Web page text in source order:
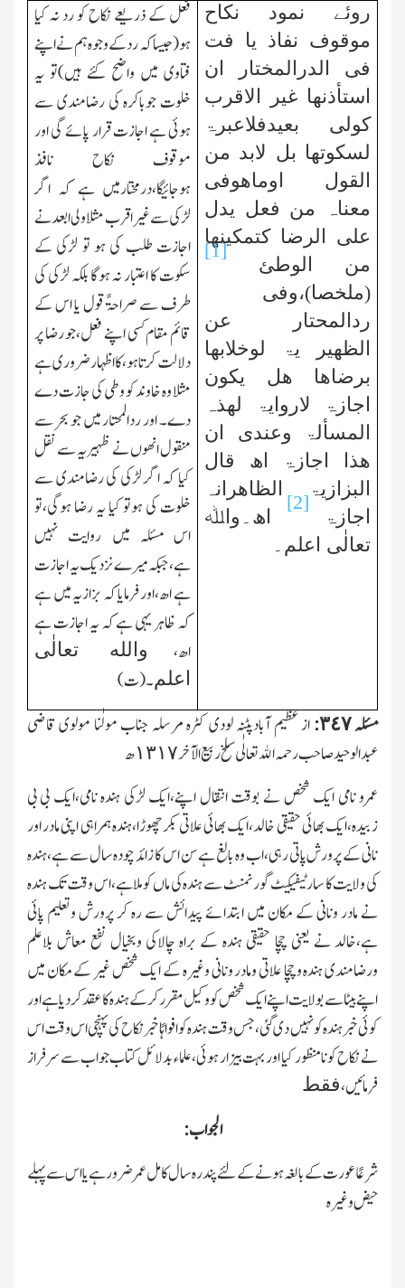
روئے نمود نکاح
موقوف نفاذ یا فت
فی الدرالمختار ان
استأذنھا غیر الاقرب
کولی بعیدفلاعبرۃ
لسکوتھا بل لابد من
القول اوماھوفی
معناہ من فعل یدل
علی الرضا کتمکینھا
من الوطئ
[1]
(ملخصا)،وفی
ردالمحتار عن
الظھیر یۃ لوخلابھا
برضاھا ھل یکون
اجازۃ لاروایۃ لھذہ
المسألۃ وعندی ان
ھذا اجازۃ اھ قال
البزازیۃ الظاھرانہ
اجازۃ
[2]
اھ۔واﷲ
تعالٰی اعلم۔
فعل کے ذریعے نکاح کو رد نہ کیا
ہو(جیسا کہ رد کے وجوہ ہم نے اپنے
فتاوی میں واضح کئے ہیں)تو یہ
خلوت جوباکرہ کی رضامندی سے
ہوئی ہے اجازت قرار پائے گی اور
موقوف نکاح نافذ
ہوجائیگا،درمختارمیں ہے کہ اگر
لڑکی سے غیر اقرب مثلا ولی ابعد نے
اجازت طلب کی ہو تو لڑکی کے
سکوت کا اعتبار نہ ہوگا بلکہ لڑکی کی
طرف سے صراحۃً قول یا اس کے
قائم مقام کسی اپنے فعل،جو رضا پر
دلالت کرتاہو،کا اظہار ضروری ہے
مثلا وہ خاوند کو وطی کی جازت دے
دے۔ اور ردالمحتار میں جو بحر سے
منقول انھوں نے ظہیریہ سے نقل
کیا کہ اگر لڑکی کی رضامندی سے
خلوت کی ہوتو کیا یہ رضا ہوگی،تو
اس مسئلہ میں روایت نہیں
ہے،جبکہ میرے نزدیك یہ اجازت
ہے اھ،اور فرمایا کہ بزازیہ میں ہے
کہ ظاہر یہی ہے کہ یہ اجازت ہے
اھ،
والله تعالٰی
اعلم۔(ت)
مسئلہ ٣٤٧:
از عظیم آبادپٹنہ لودی کٹرہ مرسلہ جناب مولٰنا مولوی قاضی
عبدالوحید صاحب رحمہ الله تعالٰی سلخ ربیع الآخر ١٣١٧ھ
عمرو نامی ایك شخص نے بوقت انتقال اپنے،ایك لڑکی ہندہ نامی،ایك بی بی
زبیدہ،ایك بھائی حقیقی خالد،ایك بھائی علاتی بکر چھوڑا،ہندہ ہمراہی اپنی مادر اور
نانی کے پرورش پاتی رہی،اب وہ بالغ ہے سن اس کا زائد چودہ سال سے ہے،ہندہ
کی ولایت کا سارٹیفیکیٹ گورنمنٹ سے ہندہ کی ماں کو ملاہے،اس وقت تك ہندہ
نے مادر ونانی کے مکان میں ابتدائے پیدائش سے رہ کر پرورش وتعلیم پائی
ہے،خالد نے یعنی چچا حقیقی ہندہ کے براہ چالاکی وبخیال نفع معاش بلاعلم
ورضامندی ہندہ وچچا علاتی ومادر ونانی وغیرہ کے ایك شخص غیر کے مکان میں
اپنے بیٹا سے بولایت اپنے ایك شخص کووکیل مقرر کرکے ہندہ کا عقد کردیا ہے اور
کوئی خبر ہندہ کو نہیں دی گئی،جس وقت ہندہ کو افواہًا خبر نکاح کی پہنچی اس وقت اس
نے نکاح کو نامنظور کیا اور بہت بیزار ہوئی،علماء بدلائل کتاب جواب سے سرفراز
فرمائیں،فقط
الجواب:
شرعًا عورت کے بالغہ ہونے کے لئے پندرہ سال کامل عمر ضرور ہے یااس سے پہلے
حیض وغیرہ